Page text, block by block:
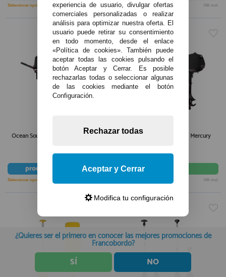
Seleccionar opción IVA incl. Seleccionar opción IVA incl.
Ocean South Funda Ventilada Mercury
58,90€
producto bajo pedido
Seleccionar opción
Ocean South Funda Media Mercury
28,50€
IVA incl.
experiencia de usuario, divulgar ofertas
comerciales personalizadas o realizar
análisis para optimizar nuestra oferta. El
usuario puede retirar su consentimiento
en todo momento, desde el enlace
«Política de cookies». También puede
aceptar todas las cookies pulsando el
botón Aceptar y Cerrar. Es posible
rechazarlas todas o seleccionar algunas
de las cookies mediante el botón
Configuración.
Rechazar todas
Aceptar y Cerrar
Modifica tu configuración
¿Quieres ser el primero en conocer las mejores promociones de
Francobordo?
SÍ NO